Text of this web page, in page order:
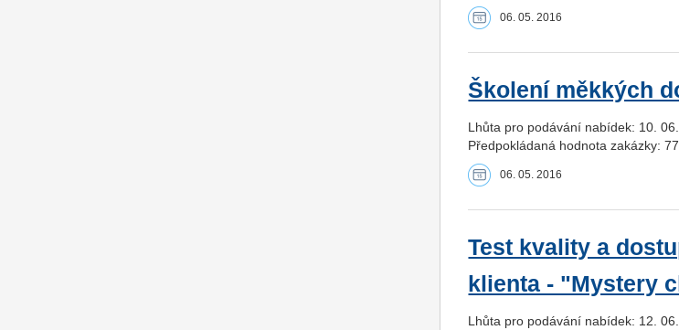
06. 05. 2016
Školení měkkých
Lhůta pro podávání nabídek: 10.
Předpokládaná hodnota zakázky:
06. 05. 2016
Test kvality a
klienta - "Mystery
Lhůta pro podávání nabídek: 12.